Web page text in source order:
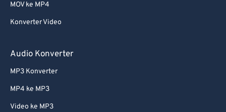
MOV ke MP4
Konverter Video
Audio Konverter
MP3 Konverter
MP4 ke MP3
Video ke MP3